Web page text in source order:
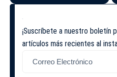
¡Suscríbete a nuestro boletín
artículos más recientes al